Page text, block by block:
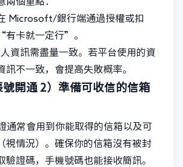
Microsoft/銀行端通過授權或扣
有卡就一定行”。
資訊需盡量一致。若平台使用的資
訊不一致，會提高失敗概率。
號開通 2）準備可收信的信箱
通常會用到你能取得的信箱以及可
視情況）。確保你的信箱沒有被封
驗證碼，手機號碼也能接收簡訊。